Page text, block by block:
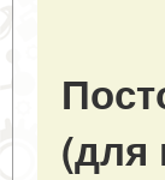
(для